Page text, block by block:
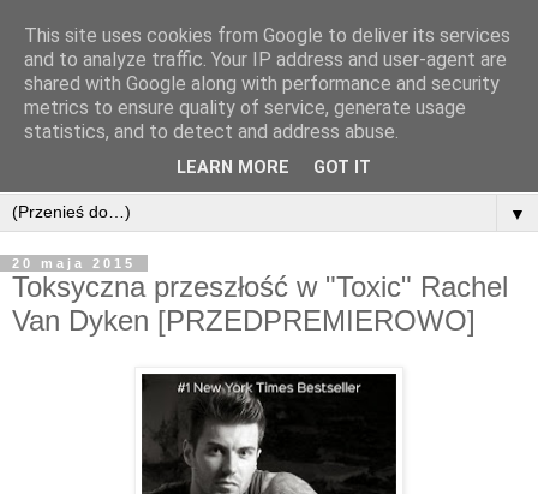
▼
20 maja 2015
Toksyczna przeszłość w "Toxic" Rachel
Van Dyken [PRZEDPREMIEROWO]
This site uses cookies from Google to deliver its services
and to analyze traffic. Your IP address and user-agent are
shared with Google along with performance and security
metrics to ensure quality of service, generate usage
statistics, and to detect and address abuse.
LEARN MORE GOT IT